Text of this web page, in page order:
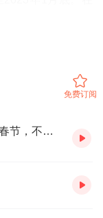
免费订阅
导演郭帆回应《流浪地球2》撤档传闻：春节，不见不散！